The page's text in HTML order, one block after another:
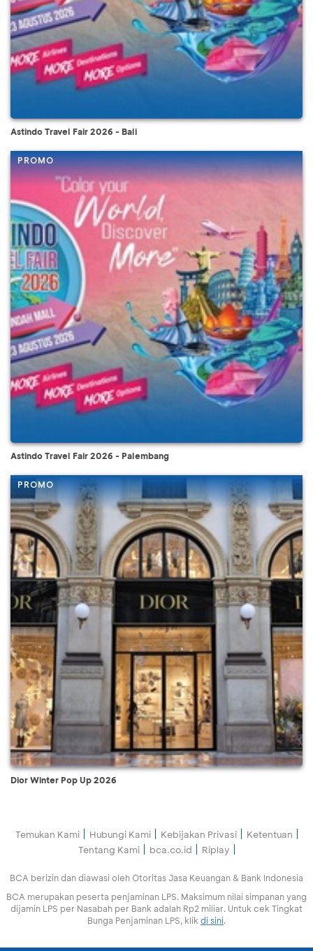
Astindo Travel Fair 2026 - Bali
PROMO
Astindo Travel Fair 2026 - Palembang
PROMO
Dior Winter Pop Up 2026
Temukan Kami Hubungi Kami Kebijakan Privasi
Ketentuan
Tentang Kami
bca.co.id Riplay
BCA berizin dan diawasi oleh Otoritas Jasa Keuangan & Bank Indonesia
BCA merupakan peserta penjaminan LPS. Maksimum nilai simpanan yang
dijamin LPS per Nasabah per Bank adalah Rp2 miliar. Untuk cek Tingkat
Bunga Penjaminan LPS, klik di sini.